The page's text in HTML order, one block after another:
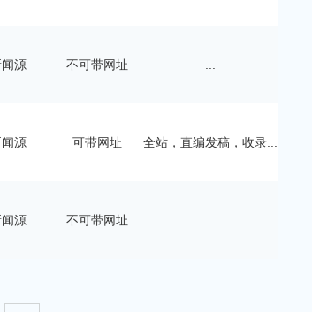
源 不可带网址
源 可带网址 全站，直编发稿，收录...
源 不可带网址